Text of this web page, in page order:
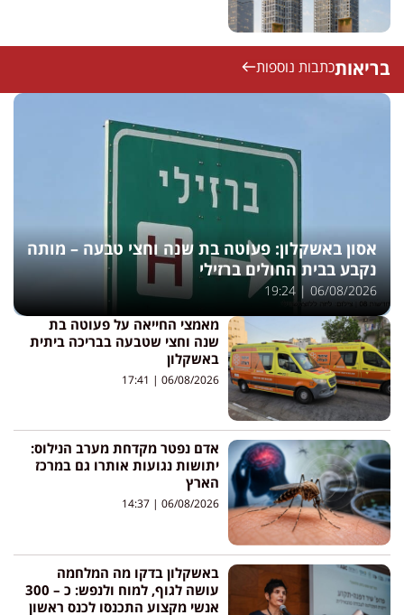
בריאותכתבות נוספות
אסון באשקלון: פעוטה בת שנה וחצי טבעה – מותה
נקבע בבית החולים ברזילי
06/08/2026
מאמצי החייאה על פעוטה בת
שנה וחצי שטבעה בבריכה ביתית
באשקלון
06/08/2026
אדם נפטר מקדחת מערב הנילוס:
יתושות נגועות אותרו גם במרכז
הארץ
06/08/2026
באשקלון בדקו מה המלחמה
עושה לגוף, למוח ולנפש: כ – 300
אנשי מקצוע התכנסו לכנס ראשון